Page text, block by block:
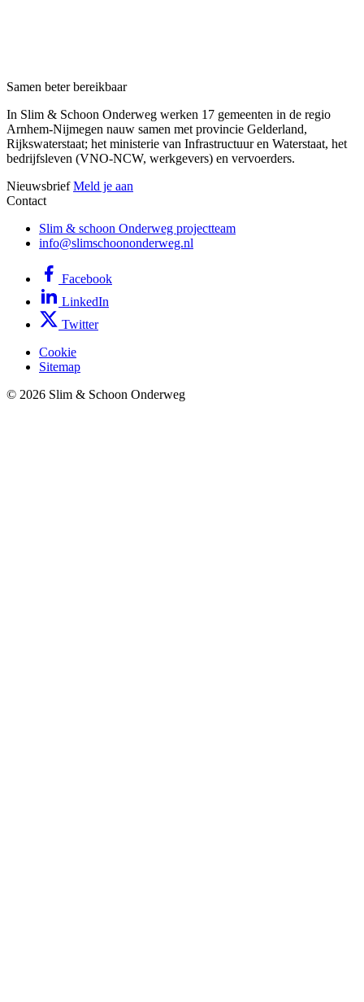
Samen beter bereikbaar
In Slim & Schoon Onderweg werken 17 gemeenten in de regio
Arnhem-Nijmegen nauw samen met provincie Gelderland,
Rijkswaterstaat; het ministerie van Infrastructuur en Waterstaat, het
bedrijfsleven (VNO-NCW, werkgevers) en vervoerders.
Nieuwsbrief Meld je aan
Contact
Slim & schoon Onderweg projectteam
info@slimschoononderweg.nl
Facebook
LinkedIn
Twitter
Cookie
Sitemap
© 2026 Slim & Schoon Onderweg